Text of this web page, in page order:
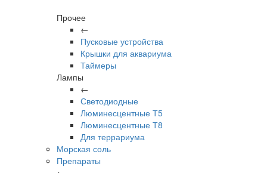
Прочее
←
Пусковые устройства
Крышки для аквариума
Таймеры
Лампы
←
Светодиодные
Люминесцентные Т5
Люминесцентные Т8
Для террариума
Морская соль
Препараты